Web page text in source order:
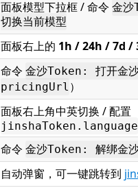
面板模型下拉框 / 命令 金
切换当前模型
面板右上的 1h / 24h / 7d /
命令 金沙Token: 打开金
pricingUrl ）
面板右上角中英切换 / 配置
jinshaToken.language
命令 金沙Token: 解绑金
自动弹窗，可一键跳转到